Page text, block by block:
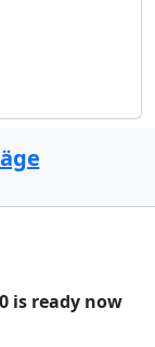
is ready now